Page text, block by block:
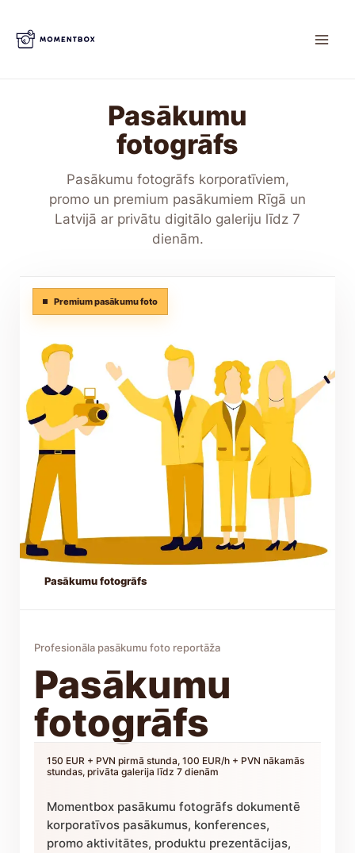
Pasākumu
fotogrāfs
Pasākumu fotogrāfs korporatīviem,
promo un premium pasākumiem Rīgā un
Latvijā ar privātu digitālo galeriju līdz 7
dienām.
Premium pasākumu foto
Pasākumu fotogrāfs
Profesionāla pasākumu foto reportāža
Pasākumu
fotogrāfs
150 EUR + PVN pirmā stunda, 100 EUR/h + PVN nākamās
stundas, privāta galerija līdz 7 dienām
Momentbox pasākumu fotogrāfs dokumentē
korporatīvos pasākumus, konferences,
promo aktivitātes, produktu prezentācijas,